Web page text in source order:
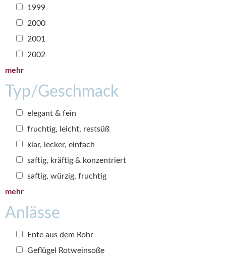
1999
2000
2001
2002
mehr
Typ/Geschmack
elegant & fein
fruchtig, leicht, restsüß
klar, lecker, einfach
saftig, kräftig & konzentriert
saftig, würzig, fruchtig
mehr
Anlässe
Ente aus dem Rohr
Geflügel Rotweinsoße